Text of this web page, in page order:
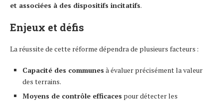
et associées à des dispositifs incitatifs.
Enjeux et défis
La réussite de cette réforme dépendra de plusieurs facteurs :
Capacité des communes à évaluer précisément la valeur
des terrains.
Moyens de contrôle efficaces pour détecter les